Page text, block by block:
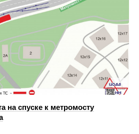
на спуске к метромосту